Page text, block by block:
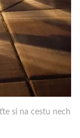
si na cestu nech